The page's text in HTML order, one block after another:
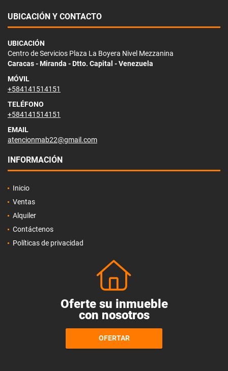
UBICACIÓN Y CONTACTO
UBICACIÓN
Centro de Servicios Plaza La Boyera Nivel Mezzanina
Caracas - Miranda - Dtto. Capital - Venezuela
MÓVIL
+584141514151
TELÉFONO
+584141514151
EMAIL
atencionmab22@gmail.com
INFORMACIÓN
Inicio
Ventas
Alquiler
Contáctenos
Políticas de privacidad
Oferte su inmueble
con nosotros
OFERTAR